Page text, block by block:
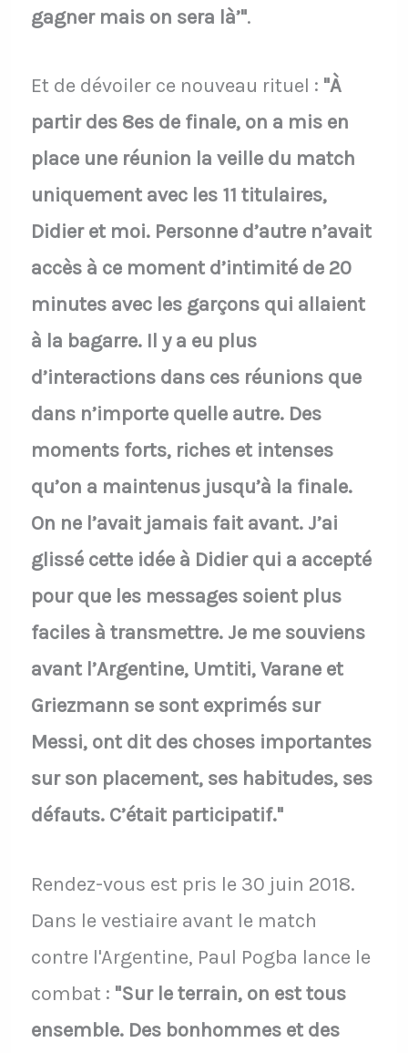
gagner mais on sera là’".
Et de dévoiler ce nouveau rituel : "À
partir des 8es de finale, on a mis en
place une réunion la veille du match
uniquement avec les 11 titulaires,
Didier et moi. Personne d’autre n’avait
accès à ce moment d’intimité de 20
minutes avec les garçons qui allaient
à la bagarre. Il y a eu plus
d’interactions dans ces réunions que
dans n’importe quelle autre. Des
moments forts, riches et intenses
qu’on a maintenus jusqu’à la finale.
On ne l’avait jamais fait avant. J’ai
glissé cette idée à Didier qui a accepté
pour que les messages soient plus
faciles à transmettre. Je me souviens
avant l’Argentine, Umtiti, Varane et
Griezmann se sont exprimés sur
Messi, ont dit des choses importantes
sur son placement, ses habitudes, ses
défauts. C’était participatif."
Rendez-vous est pris le 30 juin 2018.
Dans le vestiaire avant le match
contre l'Argentine, Paul Pogba lance le
combat : "Sur le terrain, on est tous
ensemble. Des bonhommes et des